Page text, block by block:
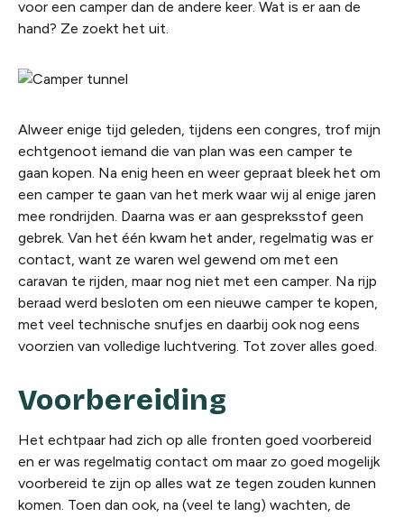
voor een camper dan de andere keer. Wat is er aan de
hand? Ze zoekt het uit.
Alweer enige tijd geleden, tijdens een congres, trof mijn
echtgenoot iemand die van plan was een camper te
gaan kopen. Na enig heen en weer gepraat bleek het om
een camper te gaan van het merk waar wij al enige jaren
mee rondrijden. Daarna was er aan gespreksstof geen
gebrek. Van het één kwam het ander, regelmatig was er
contact, want ze waren wel gewend om met een
caravan te rijden, maar nog niet met een camper. Na rijp
beraad werd besloten om een nieuwe camper te kopen,
met veel technische snufjes en daarbij ook nog eens
voorzien van volledige luchtvering. Tot zover alles goed.
Voorbereiding
Het echtpaar had zich op alle fronten goed voorbereid
en er was regelmatig contact om maar zo goed mogelijk
voorbereid te zijn op alles wat ze tegen zouden kunnen
komen. Toen dan ook, na (veel te lang) wachten, de